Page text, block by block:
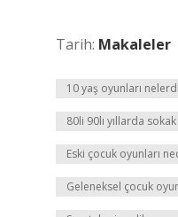
Tarih: Makaleler
10 yaş oyunları
80li 90lı yıllarda
Eski çocuk oyunları
Geleneksel çocuk